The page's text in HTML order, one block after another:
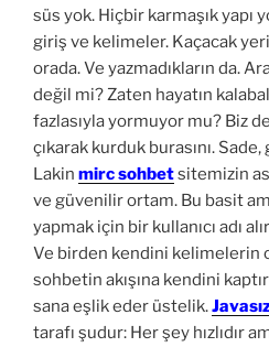
süs yok. Hiçbir karmaşık yapı
giriş ve kelimeler. Kaçacak
orada. Ve yazmadıkların da.
değil mi? Zaten hayatın
fazlasıyla yormuyor mu? Biz
çıkarak kurduk burasını.
Lakin mirc sohbetsitemizin
ve güvenilir ortam. Bu basit
yapmak için bir kullanıcı adı
Ve birden kendini kelimelerin
sohbetin akışına kendini
sana eşlik eder üstelik.
tarafı şudur: Her şey hızlıdır